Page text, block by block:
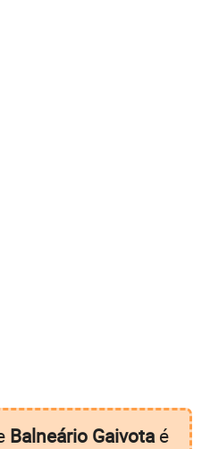
Balneário Gaivota é